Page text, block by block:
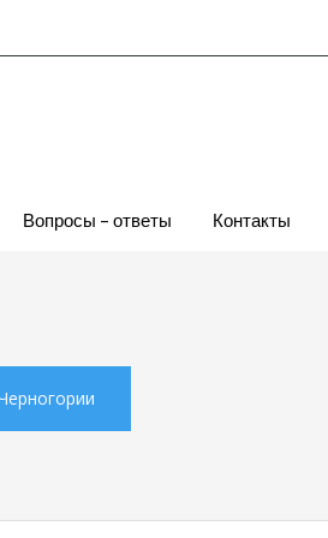
Вопросы – ответы Контакты